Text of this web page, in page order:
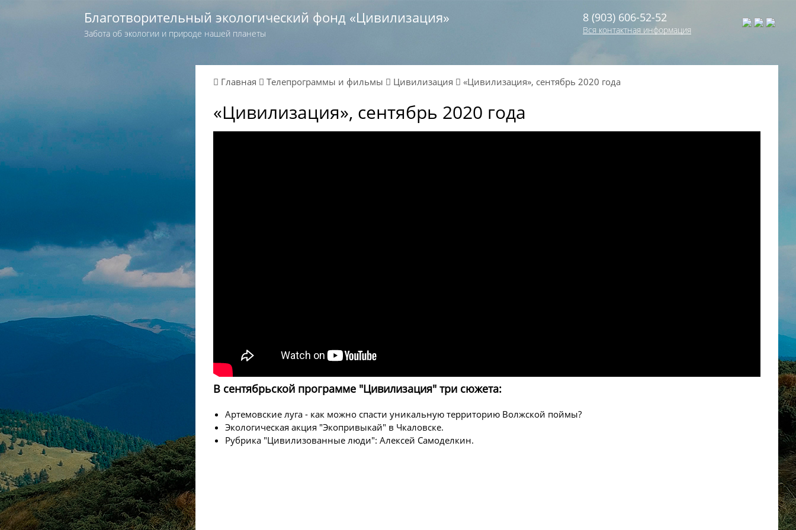
Благотворительный экологический фонд «Цивилизация»
Забота об экологии и природе нашей планеты
8 (903) 606-52-52
Вся контактная информация
Главная Телепрограммы и фильмы Цивилизация «Цивилизация», сентябрь 2020 года
«Цивилизация», сентябрь 2020 года
В сентябрьской программе "Цивилизация" три сюжета:
Артемовские луга - как можно спасти уникальную территорию Волжской поймы?
Экологическая акция "Экопривыкай" в Чкаловске.
Рубрика "Цивилизованные люди": Алексей Самоделкин.